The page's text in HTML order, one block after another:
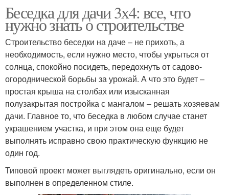
Беседка для дачи 3х4: все, что
нужно знать о строительстве
Строительство беседки на даче – не прихоть, а
необходимость, если нужно место, чтобы укрыться от
солнца, спокойно посидеть, передохнуть от садово-
огороднической борьбы за урожай. А что это будет –
простая крыша на столбах или изысканная
полузакрытая постройка с мангалом – решать хозяевам
дачи. Главное то, что беседка в любом случае станет
украшением участка, и при этом она еще будет
выполнять исправно свою практическую функцию не
один год.
Типовой проект может выглядеть оригинально, если он
выполнен в определенном стиле.